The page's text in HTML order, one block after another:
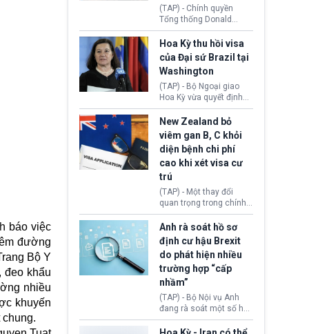
báo việc
đường
Bộ Y
đeo khẩu
nhiều
khuyến
(TAP) - Chính quyền
Tổng thống Donald
Trump đã hoàn trả
khoảng 100 tỷ USD thuế
quan từng thu theo Đạo
luật Quyền hạn Kinh tế
Khẩn cấp Quốc tế
(IEEPA). Động thái này
diễn ra sau phán quyết
hồi tháng 2 bởi Tòa án
Tối cao Hoa Kỳ
(SCOTUS) khi tuyên bố,
việc áp thuế diện rộng là
hoàn toàn bất hợp pháp.
Hoa Kỳ thu hồi visa
của Đại sứ Brazil tại
Washington
(TAP) - Bộ Ngoại giao
Hoa Kỳ vừa quyết định
thu hồi thị thực (visa)
của bà Maria Luiza
Ribeiro Viotti - Đại sứ
Brazil tại Washington.
Động thái trên diễn ra
trong bối cảnh tranh
chấp ngoại giao giữa
chính quyền Tổng thống
Donald Trump và chính
phủ cánh tả Tổng thống
da Silva đang leo thang
gay gắt.
New Zealand bỏ
viêm gan B, C khỏi
diện bệnh chi phí
cao khi xét visa cư
trú
(TAP) - Một thay đổi
quan trọng trong chính
sách nhập cư của New
Zealand đang mở ra
thêm cơ hội cho nhiều
người muốn định cư. Từ
nay, người mắc viêm
gan B hoặc viêm gan C
sẽ không còn bị mặc
định không đáp ứng tiêu
chuẩn sức khỏe chỉ vì
chi phí điều trị khi nộp hồ
Anh rà soát hồ sơ
định cư hậu Brexit
do phát hiện nhiều
trường hợp “cấp
nhầm”
(TAP) - Bộ Nội vụ Anh
đang rà soát một số hồ
sơ thuộc Chương trình
Định cư EU (EU